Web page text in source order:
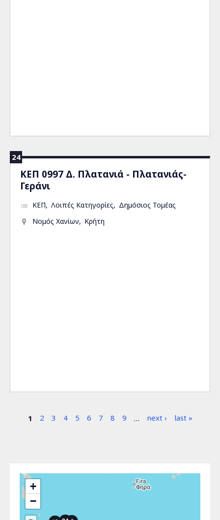
24
ΚΕΠ 0997 Δ. Πλατανιά - Πλατανιάς-
Γεράνι
ΚΕΠ Λοιπές Κατηγορίες
Δημόσιος Τομέας
Νομός Χανίων
Κρήτη
Σελίδες
1 2 3 4 5 6 7 8 9 … next › last »
+
−